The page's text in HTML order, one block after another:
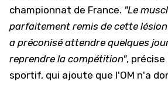
championnat de France. "Le
parfaitement remis de cette
a préconisé attendre quelques
reprendre la compétition",
sportif, qui ajoute que l'OM n'a